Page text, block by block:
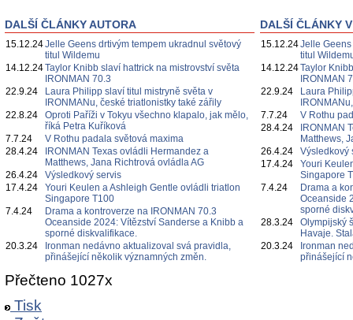
DALŠÍ ČLÁNKY AUTORA
15.12.24Jelle Geens drtivým tempem ukradnul světový
titul Wildemu
14.12.24Taylor Knibb slaví hattrick na mistrovství světa
IRONMAN 70.3
22.9.24
Laura Philipp slaví titul mistryně světa v
IRONMANu, české triatlonistky také zářily
22.8.24
Oproti Paříži v Tokyu všechno klapalo, jak mělo,
říká Petra Kuříková
7.7.24
V Rothu padala světová maxima
28.4.24
IRONMAN Texas ovládli Hermandez a
Matthews, Jana Richtrová ovládla AG
26.4.24
Výsledkový servis
17.4.24
Youri Keulen a Ashleigh Gentle ovládli triatlon
Singapore T100
7.4.24
Drama a kontroverze na IRONMAN 70.3
Oceanside 2024: Vítězství Sanderse a Knibb a
sporné diskvalifikace.
20.3.24
Ironman nedávno aktualizoval svá pravidla,
přinášející několik významných změn.
DALŠÍ ČLÁNKY
15.12.24Jelle
titul
14.12.24Taylor
IRONMAN
22.9.24
Laura
7.7.24
V Rothu
28.4.24
IRONMAN
Matthews,
26.4.24
Výsledkový
17.4.24
Youri
Singapore
7.4.24
Drama a
Oceanside
sporné
28.3.24
Olympijský
Havaje.
20.3.24
Ironman
přinášející
Přečteno 1027x
Tisk